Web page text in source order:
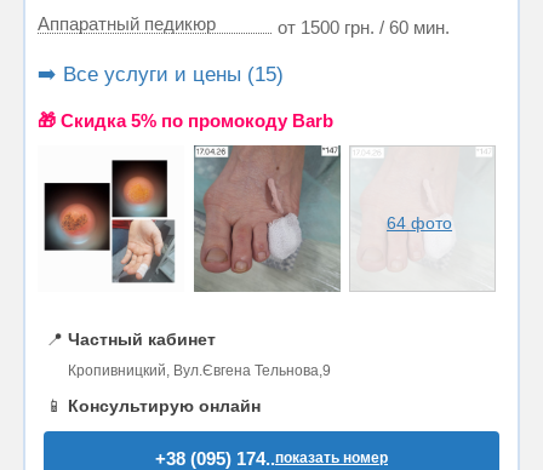
Аппаратный педикюр
от 1500 грн. / 60 мин.
➡️ Все услуги и цены (15)
🎁 Cкидка 5% по промокоду Barb
64 фото
📍 Частный кабинет
Кропивницкий, Вул.Євгена Тельнова,9
📱 Консультирую онлайн
+38 (095) 174..показать номер